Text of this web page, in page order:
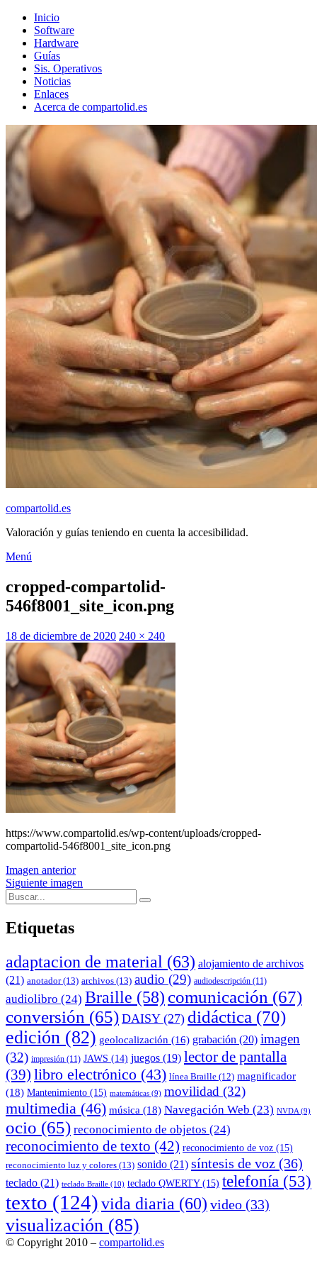
Inicio
Software
Hardware
Guías
Sis. Operativos
Noticias
Enlaces
Acerca de compartolid.es
compartolid.es
Valoración y guías teniendo en cuenta la accesibilidad.
Saltar
Menú
cropped-compartolid-
546f8001_site_icon.png
Publicado
el
18 de diciembre de 2020 240 × 240
https://www.compartolid.es/wp-content/uploads/cropped-
compartolid-546f8001_site_icon.png
Imagen anterior
Siguiente imagen
Buscar:
Buscar
Etiquetas
adaptacion de material (63) alojamiento de archivos
(21) anotador(13) archivos (13) audio (29) audiodescripción (11)
audiolibro (24) Braille (58) comunicación (67)
conversión (65) DAISY(27) didáctica (70)
edición (82) geolocalización (16) grabación (20) imagen
(32) impresión (11) JAWS (14) juegos (19) lector de pantalla
(39) libro electrónico (43) línea Braille (12) magnificador
(18) Mantenimiento (15) matemáticas (9) movilidad (32)
multimedia (46) música (18) Navegación Web (23) NVDA (9)
ocio (65) reconocimiento de objetos (24)
reconocimiento de texto (42) reconocimiento de voz (15)
reconocimiento luz y colores (13) sonido (21) síntesis de voz (36)
teclado (21) teclado Braille (10) teclado QWERTY(15) telefonía (53)
texto (124)vida diaria (60) video (33)
visualización (85)
© Copyright 2010 – compartolid.es